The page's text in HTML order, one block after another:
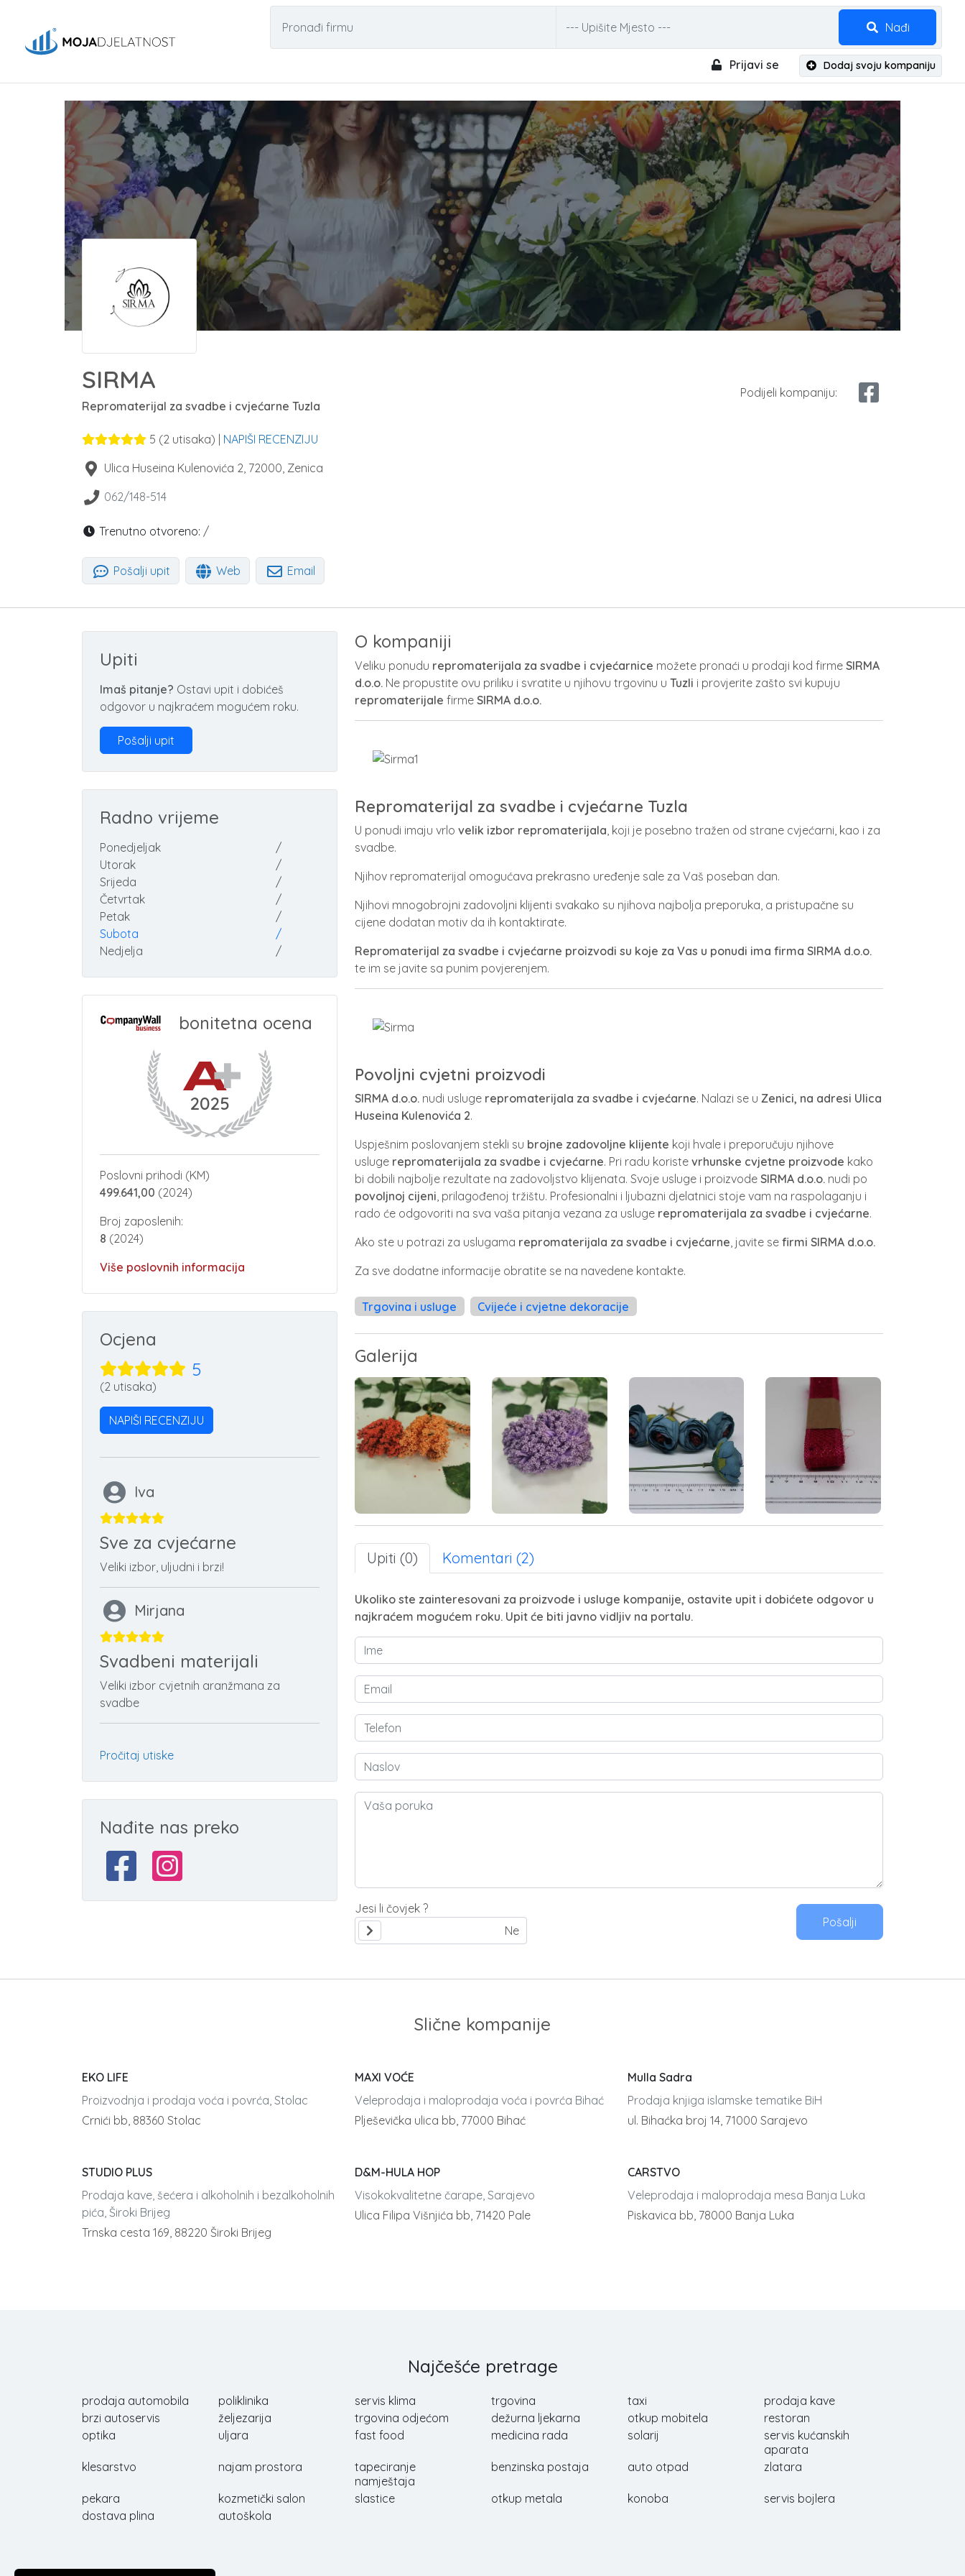
Nađi
Prijavi se Dodaj svoju kompaniju
SIRMA
Repromaterijal za svadbe i cvjećarne Tuzla
Podijeli kompaniju:
5 (2 utisaka) | NAPIŠI RECENZIJU
Ulica Huseina Kulenovića 2, 72000, Zenica
062/148-514
Trenutno otvoreno: /
Pošalji upit Web Email
Upiti
Imaš pitanje? Ostavi upit i dobićeš
odgovor u najkraćem mogućem roku.
Pošalji upit
Radno vrijeme
Ponedjeljak
/
Utorak
/
Srijeda
/
Četvrtak
/
Petak
/
Subota
/
Nedjelja
/
bonitetna ocena
2025
Poslovni prihodi (KM)
499.641,00 (2024)
Broj zaposlenih:
8 (2024)
Više poslovnih informacija
Ocjena
5
(2 utisaka)
NAPIŠI RECENZIJU
Iva
Sve za cvjećarne
Veliki izbor, uljudni i brzi!
Mirjana
Svadbeni materijali
Veliki izbor cvjetnih aranžmana za
svadbe
Pročitaj utiske
Nađite nas preko
O kompaniji
Veliku ponudu repromaterijala za svadbe i cvjećarnice možete pronaći u prodaji kod firme SIRMA
d.o.o. Ne propustite ovu priliku i svratite u njihovu trgovinu u Tuzli i provjerite zašto svi kupuju
repromaterijale firme SIRMA d.o.o.
Repromaterijal za svadbe i cvjećarne Tuzla
U ponudi imaju vrlo velik izbor repromaterijala, koji je posebno tražen od strane cvjećarni, kao i za
svadbe.
Njihov repromaterijal omogućava prekrasno uređenje sale za Vaš poseban dan.
Njihovi mnogobrojni zadovoljni klijenti svakako su njihova najbolja preporuka, a pristupačne su
cijene dodatan motiv da ih kontaktirate.
Repromaterijal za svadbe i cvjećarne proizvodi su koje za Vas u ponudi ima firma SIRMA d.o.o.
te im se javite sa punim povjerenjem.
Povoljni cvjetni proizvodi
SIRMA d.o.o. nudi usluge repromaterijala za svadbe i cvjećarne. Nalazi se u Zenici, na adresi Ulica
Huseina Kulenovića 2.
Uspješnim poslovanjem stekli su brojne zadovoljne klijente koji hvale i preporučuju njihove
usluge repromaterijala za svadbe i cvjećarne. Pri radu koriste vrhunske cvjetne proizvode kako
bi dobili najbolje rezultate na zadovoljstvo klijenata. Svoje usluge i proizvode SIRMA d.o.o. nudi po
povoljnoj cijeni, prilagođenoj tržištu. Profesionalni i ljubazni djelatnici stoje vam na raspolaganju i
rado će odgovoriti na sva vaša pitanja vezana za usluge repromaterijala za svadbe i cvjećarne.
Ako ste u potrazi za uslugama repromaterijala za svadbe i cvjećarne, javite se firmi SIRMA d.o.o.
Za sve dodatne informacije obratite se na navedene kontakte.
Trgovina i usluge Cvijeće i cvjetne dekoracije
Galerija
Upiti (0) Komentari (2)
Ukoliko ste zainteresovani za proizvode i usluge kompanije, ostavite upit i dobićete odgovor u
najkraćem mogućem roku. Upit će biti javno vidljiv na portalu.
Jesi li čovjek ?
Pošalji
Slične kompanije
EKO LIFE
Proizvodnja i prodaja voća i povrća, Stolac
Crnići bb, 88360 Stolac
MAXI VOĆE
Veleprodaja i maloprodaja voća i povrća Bihać
Plješevička ulica bb, 77000 Bihać
Mulla Sadra
Prodaja knjiga islamske tematike BiH
ul. Bihaćka broj 14, 71000 Sarajevo
STUDIO PLUS
Prodaja kave, šećera i alkoholnih i bezalkoholnih
pića, Široki Brijeg
Trnska cesta 169, 88220 Široki Brijeg
D&M-HULA HOP
Visokokvalitetne čarape, Sarajevo
Ulica Filipa Višnjića bb, 71420 Pale
CARSTVO
Veleprodaja i maloprodaja mesa Banja Luka
Piskavica bb, 78000 Banja Luka
Najčešće pretrage
prodaja automobila poliklinika servis klima trgovina taxi
prodaja kave
brzi autoservis
željezarija trgovina odjećom dežurna ljekarna otkup mobitela
restoran
optika
uljara fast food medicina rada solarij
servis kućanskih
aparata
klesarstvo
najam prostora
tapeciranje
namještaja
benzinska postaja auto otpad zlatara
pekara kozmetički salon slastice otkup metala konoba
servis bojlera
dostava plina
autoškola